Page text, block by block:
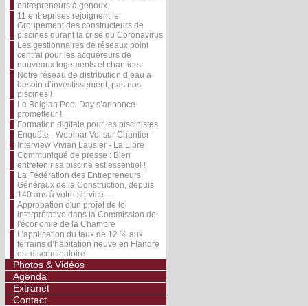
entrepreneurs à genoux
11 entreprises rejoignent le
Groupement des constructeurs de
piscines durant la crise du Coronavirus
Les gestionnaires de réseaux point
central pour les acquéreurs de
nouveaux logements et chantiers
Notre réseau de distribution d’eau a
besoin d’investissement, pas nos
piscines !
Le Belgian Pool Day s’annonce
prometteur !
Formation digitale pour les piscinistes
Enquête - Webinar Vol sur Chantier
Interview Vivian Lausier - La Libre
Communiqué de presse : Bien
entretenir sa piscine est essentiel !
La Fédération des Entrepreneurs
Généraux de la Construction, depuis
140 ans à votre service …
Approbation d'un projet de loi
interprétative dans la Commission de
l'économie de la Chambre
L’application du taux de 12 % aux
terrains d’habitation neuve en Flandre
est discriminatoire
Photos & Vidéos
Agenda
Extranet
Contact